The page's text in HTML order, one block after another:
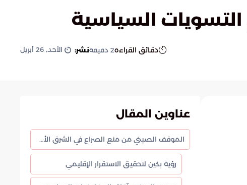
السياسية
دقائق القراءة2 دقيقةنشر: الأحد, 26 أبريل
عناوين المقال
الموقف الصيني من منع الصراع في الشرق الأوسط
رؤية بكين لتحقيق الاستقرار الإقليمي